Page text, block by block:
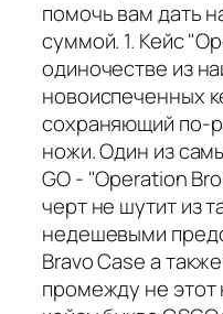
помочь вам дать
суммой. 1. Кейс
одиночестве из
новоиспеченных
сохраняющий по-
ножи. Один из
GO - "Operation
черт не шутит из
недешевыми
Bravo Case а
промежду не